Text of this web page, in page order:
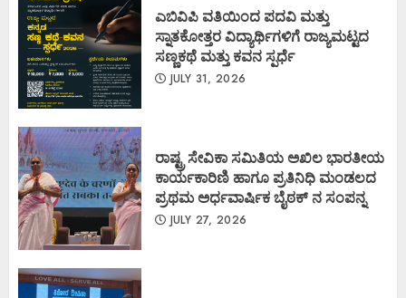
ಎಬಿವಿಪಿ ವತಿಯಿಂದ ಪದವಿ ಮತ್ತು
ಸ್ನಾತಕೋತ್ತರ ವಿದ್ಯಾರ್ಥಿಗಳಿಗೆ ರಾಜ್ಯಮಟ್ಟದ
ಸಣ್ಣಕಥೆ ಮತ್ತು ಕವನ ಸ್ಪರ್ಧೆ
JULY 31, 2026
ರಾಷ್ಟ್ರ ಸೇವಿಕಾ ಸಮಿತಿಯ ಅಖಿಲ ಭಾರತೀಯ
ಕಾರ್ಯಕಾರಿಣಿ ಹಾಗೂ ಪ್ರತಿನಿಧಿ ಮಂಡಲದ
ಪ್ರಥಮ ಅರ್ಧವಾರ್ಷಿಕ ಬೈಠಕ್ ನ ಸಂಪನ್ನ
JULY 27, 2026